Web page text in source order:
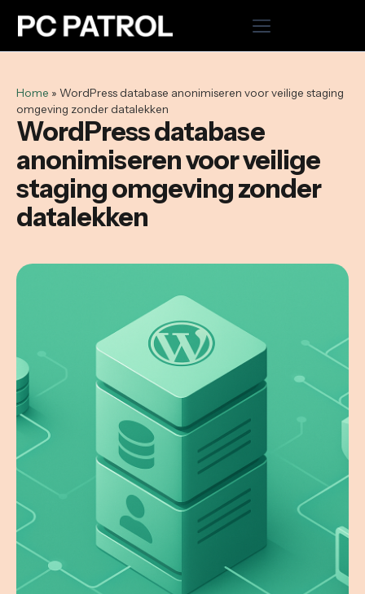
Hosting
Cloud VPS
Domeinnaam registreren
WordPress onderhoud uitbesteden
Home » WordPress database anonimiseren voor veilige staging
omgeving zonder datalekken
WordPress database
anonimiseren voor veilige
staging omgeving zonder
datalekken